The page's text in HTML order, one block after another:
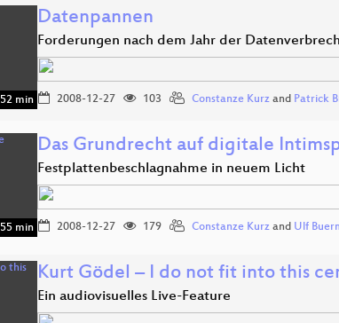
52 min
Datenpannen
Forderungen nach dem Jahr der
2008-12-27 103 Constanze Kurz and Patrick
55 min
Das Grundrecht auf digitale
Festplattenbeschlagnahme in neuem Licht
2008-12-27 179 Constanze Kurz and Ulf
Kurt Gödel – I do not fit into this
Ein audiovisuelles Live-Feature